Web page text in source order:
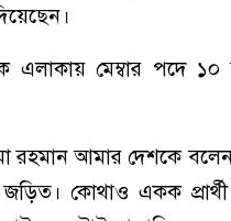
মেম্বার পদে ১০ জন
রহমান আমার দেশকে
জড়িত। কোথাও একক